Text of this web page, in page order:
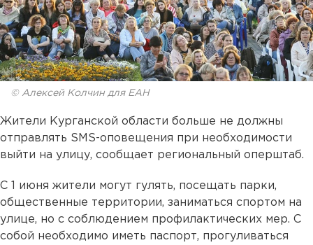
© Алексей Колчин для ЕАН
Жители Курганской области больше не должны
отправлять SMS-оповещения при необходимости
выйти на улицу, сообщает региональный оперштаб.
С 1 июня жители могут гулять, посещать парки,
общественные территории, заниматься спортом на
улице, но с соблюдением профилактических мер. С
собой необходимо иметь паспорт, прогуливаться